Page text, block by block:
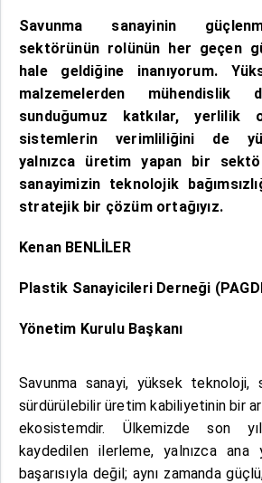
Savunma sanayinin
sektörünün rolünün her geçen
hale geldiğine inanıyorum.
malzemelerden mühendislik
sunduğumuz katkılar, yerlilik
sistemlerin verimliliğini de
yalnızca üretim yapan bir
sanayimizin teknolojik
stratejik bir çözüm ortağıyız.
Kenan BENLİLER
Plastik Sanayicileri Derneği
Yönetim Kurulu Başkanı
Savunma sanayi, yüksek
sürdürülebilir üretim kabiliyetinin bir
ekosistemdir. Ülkemizde son
kaydedilen ilerleme, yalnızca ana
başarısıyla değil; aynı zamanda